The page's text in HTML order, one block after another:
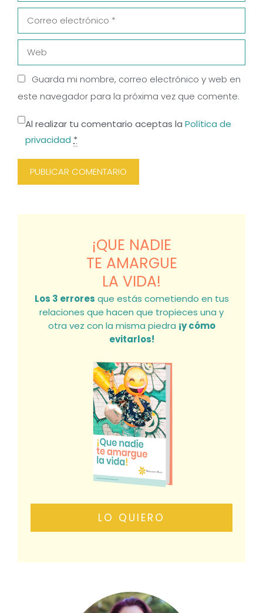
Correo
electrónico
Web
Guarda mi nombre, correo electrónico y web en
este navegador para la próxima vez que comente.
Al realizar tu comentario aceptas la Política de
privacidad *
¡QUE NADIE
TE AMARGUE
LA VIDA!
Los 3 errores que estás cometiendo en tus
relaciones que hacen que tropieces una y
otra vez con la misma piedra ¡y cómo
evitarlos!
LO QUIERO